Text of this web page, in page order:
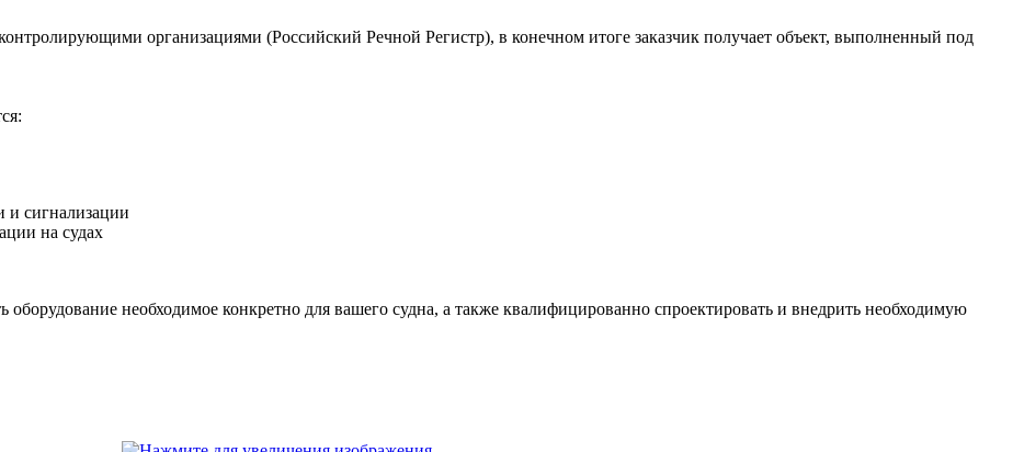
организациями (Российский Речной Регистр), в конечном итоге заказчик получает объект, выполненный под
и сигнализации
на судах
необходимое конкретно для вашего судна, а также квалифицированно спроектировать и внедрить необходимую